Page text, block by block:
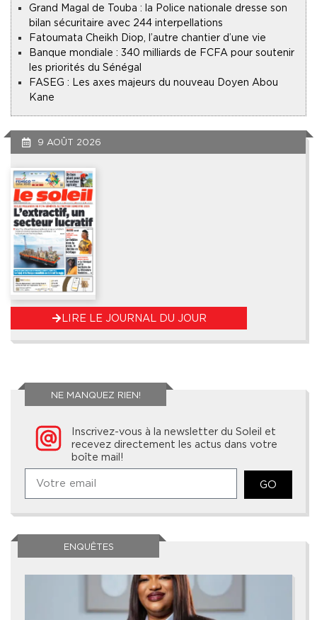
Grand Magal de Touba : la Police nationale dresse son
bilan sécuritaire avec 244 interpellations
Fatoumata Cheikh Diop, l’autre chantier d’une vie
Banque mondiale : 340 milliards de FCFA pour soutenir
les priorités du Sénégal
FASEG : Les axes majeurs du nouveau Doyen Abou
Kane
9 AOÛT 2026
LIRE LE JOURNAL DU JOUR
NE MANQUEZ RIEN!
Inscrivez-vous à la newsletter du Soleil et
recevez directement les actus dans votre
boîte mail!
GO
ENQUÊTES